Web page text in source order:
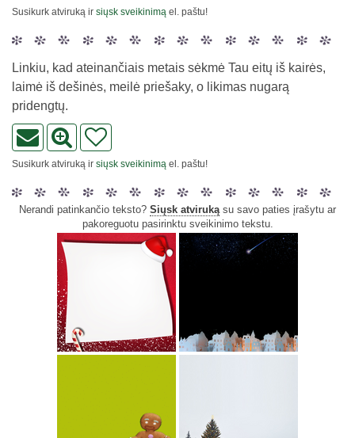
Susikurk atviruką ir siųsk sveikinimą el. paštu!
Linkiu, kad ateinančiais metais sėkmė Tau eitų iš kairės,
laimė iš dešinės, meilė priešaky, o likimas nugarą
pridengtų.
Susikurk atviruką ir siųsk sveikinimą el. paštu!
Nerandi patinkančio teksto? Siųsk atvirukąsu savo paties įrašytu ar
pakoreguotu pasirinktu sveikinimo tekstu.